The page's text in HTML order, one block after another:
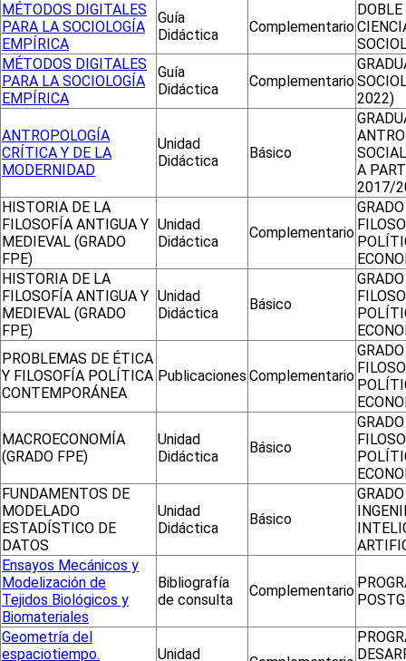
MÉTODOS DIGITALES
PARA LA SOCIOLOGÍA
EMPÍRICA
Guía
Didáctica
Complementario
DOBLE
MÉTODOS DIGITALES
PARA LA SOCIOLOGÍA
EMPÍRICA
Guía
Didáctica
Complementario
2022)
ANTROPOLOGÍA
CRÍTICA Y DE LA
MODERNIDAD
Unidad
Didáctica
Básico
A
2017/
HISTORIA DE LA
FILOSOFÍA ANTIGUA Y
MEDIEVAL (GRADO
FPE)
Unidad
Didáctica
Complementario
HISTORIA DE LA
FILOSOFÍA ANTIGUA Y
MEDIEVAL (GRADO
FPE)
Unidad
Didáctica
Básico
PROBLEMAS DE ÉTICA
Y FILOSOFÍA POLÍTICA
CONTEMPORÁNEA
Publicaciones Complementario
MACROECONOMÍA
(GRADO FPE)
Unidad
Didáctica
Básico
FUNDAMENTOS DE
MODELADO
ESTADÍSTICO DE
DATOS
Unidad
Didáctica
Básico
Ensayos Mecánicos y
Modelización de
Tejidos Biológicos y
Biomateriales
Bibliografía
de consulta
Complementario
Geometría del
espaciotiempo.
Unidad